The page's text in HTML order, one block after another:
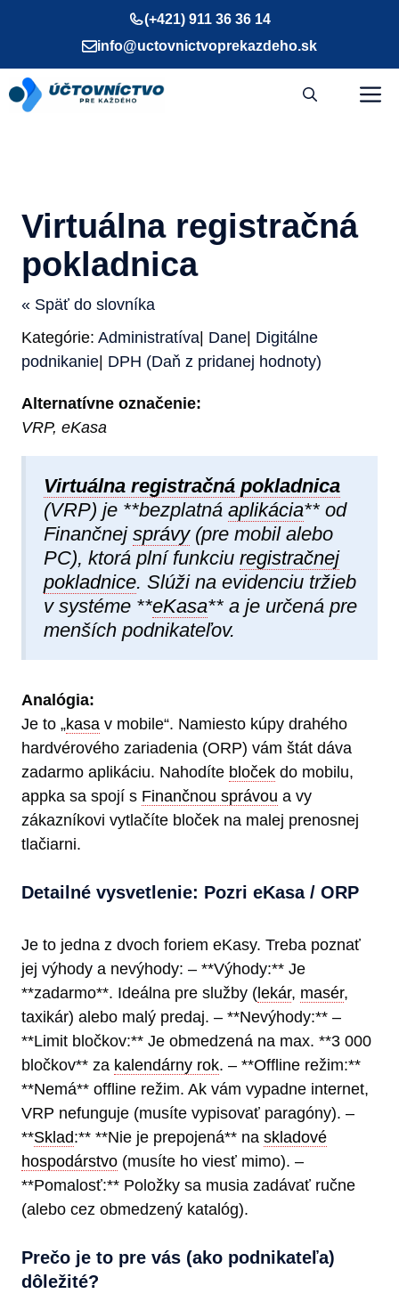
(+421) 911 36 36 14
info@uctovnictvoprekazdeho.sk
Virtuálna registračná
pokladnica
« Späť do slovníka
Kategórie: Administratíva| Dane| Digitálne
podnikanie| DPH (Daň z pridanej hodnoty)
Alternatívne označenie:
VRP, eKasa
Virtuálna registračná pokladnica
(VRP) je **bezplatná aplikácia** od
Finančnej správy(pre mobil alebo
PC), ktorá plní funkciu registračnej
pokladnice. Slúži na evidenciu tržieb
v systéme **eKasa** a je určená pre
menších podnikateľov.
Analógia:
Je to „kasa v mobile“. Namiesto kúpy drahého
hardvérového zariadenia (ORP) vám štát dáva
zadarmo aplikáciu. Nahodíte bloček do mobilu,
appka sa spojí s Finančnou správou a vy
zákazníkovi vytlačíte bloček na malej prenosnej
tlačiarni.
Detailné vysvetlenie: Pozri eKasa / ORP
Je to jedna z dvoch foriem eKasy. Treba poznať
jej výhody a nevýhody: – **Výhody:** Je
**zadarmo**. Ideálna pre služby (lekár, masér,
taxikár) alebo malý predaj. – **Nevýhody:** –
**Limit bločkov:** Je obmedzená na max. **3 000
bločkov** za kalendárny rok. – **Offline režim:**
**Nemá** offline režim. Ak vám vypadne internet,
VRP nefunguje (musíte vypisovať paragóny). –
**Sklad:** **Nie je prepojená** na skladové
hospodárstvo (musíte ho viesť mimo). –
**Pomalosť:** Položky sa musia zadávať ručne
(alebo cez obmedzený katalóg).
Prečo je to pre vás (ako podnikateľa)
dôležité?